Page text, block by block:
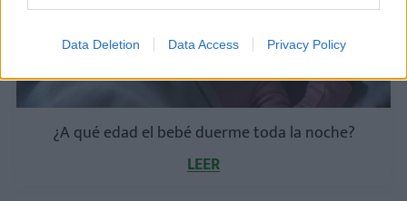
Data Deletion Data Access Privacy Policy
¿A qué edad el bebé duerme toda la noche?
LEER